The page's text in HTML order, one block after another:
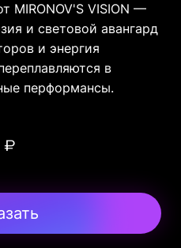
MIRONOV'S VISION —
и световой авангард
и энергия
в
перформансы.
₽